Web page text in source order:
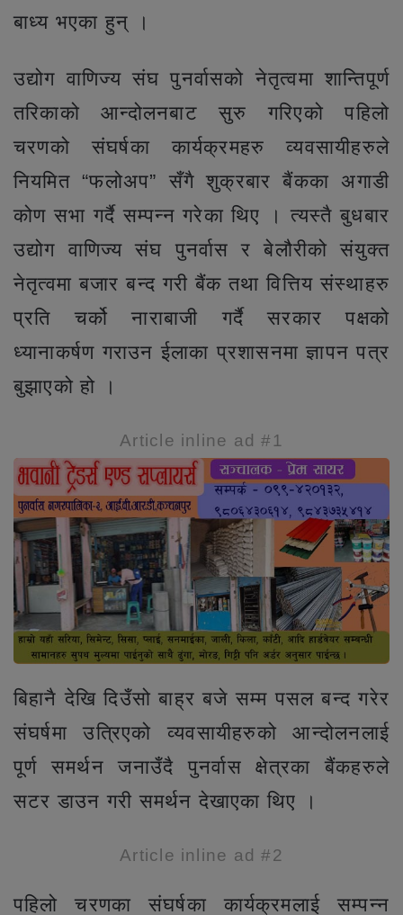
बाध्य भएका हुन् ।
उद्योग वाणिज्य संघ पुनर्वासको नेतृत्वमा शान्तिपूर्ण
तरिकाको आन्दोलनबाट सुरु गरिएको पहिलो
चरणको संघर्षका कार्यक्रमहरु व्यवसायीहरुले
नियमित “फलोअप” सँगै शुक्रबार बैंकका अगाडी
कोण सभा गर्दै सम्पन्न गरेका थिए । त्यस्तै बुधबार
उद्योग वाणिज्य संघ पुनर्वास र बेलौरीको संयुक्त
नेतृत्वमा बजार बन्द गरी बैंक तथा वित्तिय संस्थाहरु
प्रति चर्को नाराबाजी गर्दै सरकार पक्षको
ध्यानाकर्षण गराउन ईलाका प्रशासनमा ज्ञापन पत्र
बुझाएको हो ।
Article inline ad #1
बिहानै देखि दिउँसो बाह्र बजे सम्म पसल बन्द गरेर
संघर्षमा उत्रिएको व्यवसायीहरुको आन्दोलनलाई
पूर्ण समर्थन जनाउँदै पुनर्वास क्षेत्रका बैंकहरुले
सटर डाउन गरी समर्थन देखाएका थिए ।
Article inline ad #2
पहिलो चरणका संघर्षका कार्यक्रमलाई सम्पन्न